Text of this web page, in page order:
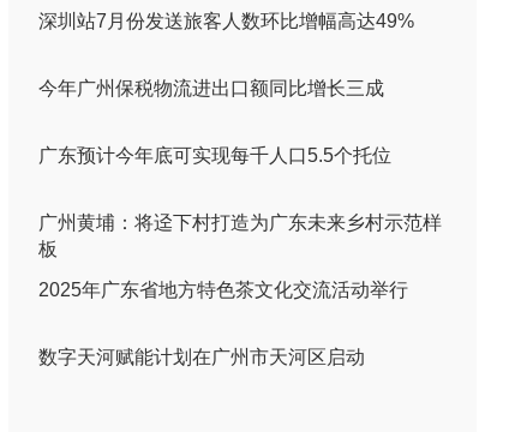
深圳站7月份发送旅客人数环比增幅高达49%
今年广州保税物流进出口额同比增长三成
广东预计今年底可实现每千人口5.5个托位
广州黄埔：将迳下村打造为广东未来乡村示范样
板
2025年广东省地方特色茶文化交流活动举行
数字天河赋能计划在广州市天河区启动